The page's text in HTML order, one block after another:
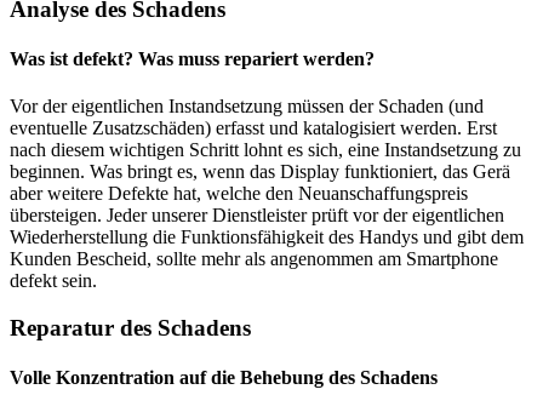
Analyse des Schadens
Was ist defekt? Was muss repariert werden?
Vor der eigentlichen Instandsetzung müssen der Schaden (und
eventuelle Zusatzschäden) erfasst und katalogisiert werden. Erst
nach diesem wichtigen Schritt lohnt es sich, eine Instandsetzung zu
beginnen. Was bringt es, wenn das Display funktioniert, das Gerä
aber weitere Defekte hat, welche den Neuanschaffungspreis
übersteigen. Jeder unserer Dienstleister prüft vor der eigentlichen
Wiederherstellung die Funktionsfähigkeit des Handys und gibt dem
Kunden Bescheid, sollte mehr als angenommen am Smartphone
defekt sein.
Reparatur des Schadens
Volle Konzentration auf die Behebung des Schadens